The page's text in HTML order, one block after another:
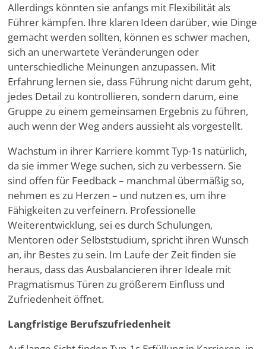
Allerdings könnten sie anfangs mit Flexibilität als
Führer kämpfen. Ihre klaren Ideen darüber, wie Dinge
gemacht werden sollten, können es schwer machen,
sich an unerwartete Veränderungen oder
unterschiedliche Meinungen anzupassen. Mit
Erfahrung lernen sie, dass Führung nicht darum geht,
jedes Detail zu kontrollieren, sondern darum, eine
Gruppe zu einem gemeinsamen Ergebnis zu führen,
auch wenn der Weg anders aussieht als vorgestellt.
Wachstum in ihrer Karriere kommt Typ-1s natürlich,
da sie immer Wege suchen, sich zu verbessern. Sie
sind offen für Feedback – manchmal übermäßig so,
nehmen es zu Herzen – und nutzen es, um ihre
Fähigkeiten zu verfeinern. Professionelle
Weiterentwicklung, sei es durch Schulungen,
Mentoren oder Selbststudium, spricht ihren Wunsch
an, ihr Bestes zu sein. Im Laufe der Zeit finden sie
heraus, dass das Ausbalancieren ihrer Ideale mit
Pragmatismus Türen zu größerem Einfluss und
Zufriedenheit öffnet.
Langfristige Berufszufriedenheit